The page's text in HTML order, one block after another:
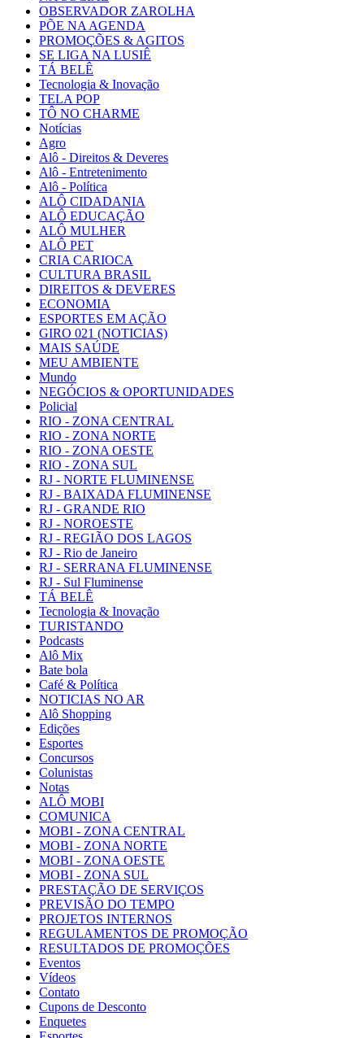
OBSERVADOR ZAROLHA
PÕE NA AGENDA
PROMOÇÕES & AGITOS
SE LIGA NA LUSIÊ
TÁ BELÊ
Tecnologia & Inovação
TELA POP
TÔ NO CHARME
Notícias
Agro
Alô - Direitos & Deveres
Alô - Entretenimento
Alô - Política
ALÔ CIDADANIA
ALÔ EDUCAÇÃO
ALÔ MULHER
ALÔ PET
CRIA CARIOCA
CULTURA BRASIL
DIREITOS & DEVERES
ECONOMIA
ESPORTES EM AÇÃO
GIRO 021 (NOTICIAS)
MAIS SAÚDE
MEU AMBIENTE
Mundo
NEGÓCIOS & OPORTUNIDADES
Policial
RIO - ZONA CENTRAL
RIO - ZONA NORTE
RIO - ZONA OESTE
RIO - ZONA SUL
RJ - NORTE FLUMINENSE
RJ - BAIXADA FLUMINENSE
RJ - GRANDE RIO
RJ - NOROESTE
RJ - REGIÃO DOS LAGOS
RJ - Rio de Janeiro
RJ - SERRANA FLUMINENSE
RJ - Sul Fluminense
TÁ BELÊ
Tecnologia & Inovação
TURISTANDO
Podcasts
Alô Mix
Bate bola
Café & Política
NOTICIAS NO AR
Alô Shopping
Edições
Esportes
Concursos
Colunistas
Notas
ALÔ MOBI
COMUNICA
MOBI - ZONA CENTRAL
MOBI - ZONA NORTE
MOBI - ZONA OESTE
MOBI - ZONA SUL
PRESTAÇÃO DE SERVIÇOS
PREVISÃO DO TEMPO
PROJETOS INTERNOS
REGULAMENTOS DE PROMOÇÃO
RESULTADOS DE PROMOÇÕES
Eventos
Vídeos
Contato
Cupons de Desconto
Enquetes